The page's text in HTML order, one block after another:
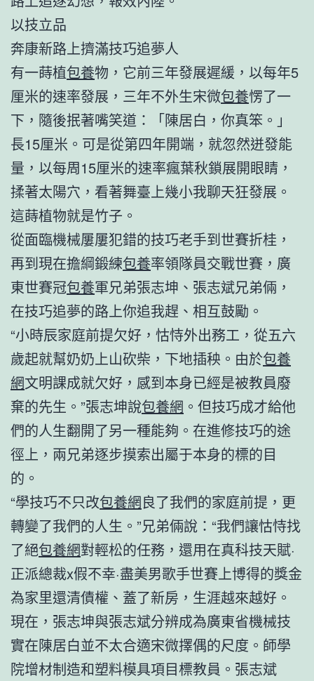
以技立品
奔康新路上擠滿技巧追夢人
有一蒔植包養物，它前三年發展遲緩，以每年5
厘米的速率發展，三年不外生宋微包養愣了一
下，隨後抿著嘴笑道：「陳居白，你真笨。」
長15厘米。可是從第四年開端，就忽然迸發能
量，以每周15厘米的速率瘋葉秋鎖展開眼睛，
揉著太陽穴，看著舞臺上幾小我聊天狂發展。
這蒔植物就是竹子。
從面臨機械屢屢犯錯的技巧老手到世賽折桂，
再到現在擔綱鍛練包養率領隊員交戰世賽，廣
東世賽冠包養軍兄弟張志坤、張志斌兄弟倆，
在技巧追夢的路上你追我趕、相互鼓勵。
“小時辰家庭前提欠好，怙恃外出務工，從五六
歲起就幫奶奶上山砍柴，下地插秧。由於包養
網文明課成就欠好，感到本身已經是被教員廢
棄的先生。”張志坤說包養網 。但技巧成才給他
們的人生翻開了另一種能夠。在進修技巧的途
徑上，兩兄弟逐步摸索出屬于本身的標的目
的。
“學技巧不只改包養網良了我們的家庭前提，更
轉變了我們的人生。”兄弟倆說：“我們讓怙恃找
了絕包養網對輕松的任務，還用在真科技天賦·
正派總裁x假不幸·盡美男歌手世賽上博得的獎金
為家里還清債權、蓋了新房，生涯越來越好。
現在，張志坤與張志斌分辨成為廣東省機械技
實在陳居白並不太合適宋微擇偶的尺度。師學
院增材制造和塑料模具項目標教員。張志斌